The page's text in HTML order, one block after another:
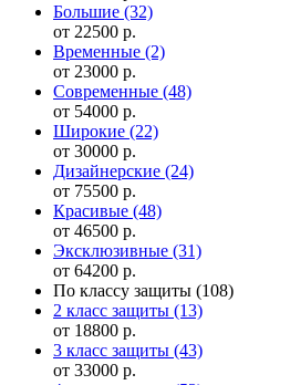
Большие (32)
от 22500 р.
Временные (2)
от 23000 р.
Современные (48)
от 54000 р.
Широкие (22)
от 30000 р.
Дизайнерские (24)
от 75500 р.
Красивые (48)
от 46500 р.
Эксклюзивные (31)
от 64200 р.
По классу защиты (108)
2 класс защиты (13)
от 18800 р.
3 класс защиты (43)
от 33000 р.